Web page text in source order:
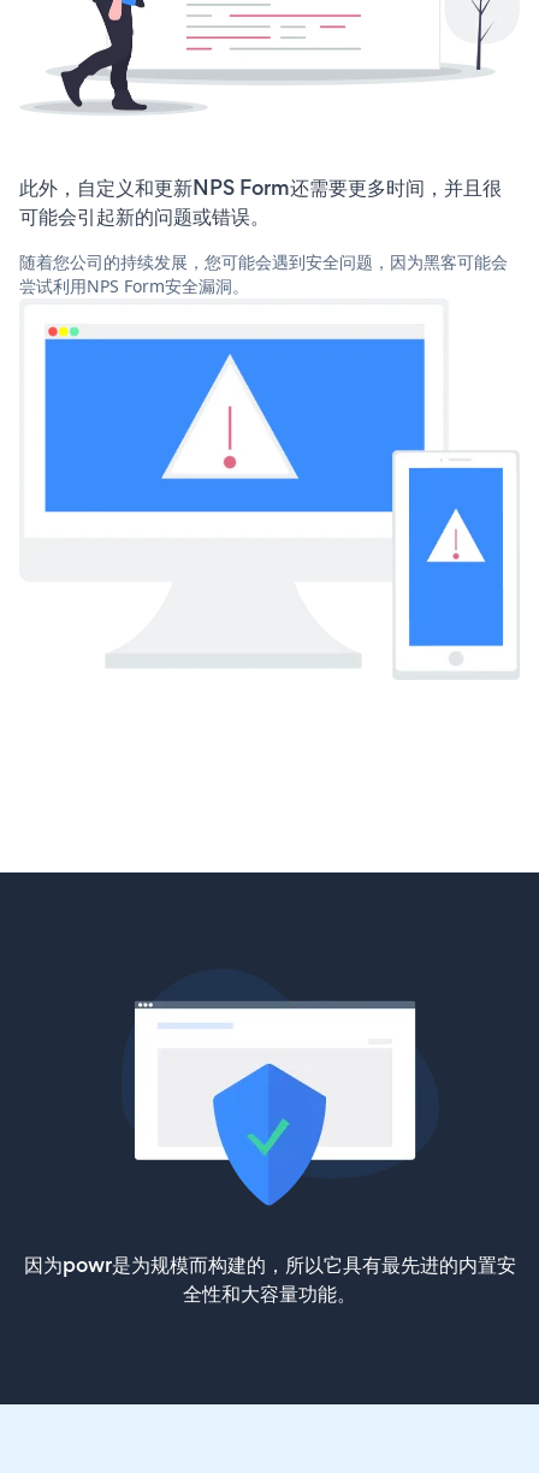
此外，自定义和更新NPS Form还需要更多时间，并且很
可能会引起新的问题或错误。
随着您公司的持续发展，您可能会遇到安全问题，因为黑客可能会
尝试利用NPS Form安全漏洞。
因为powr是为规模而构建的，所以它具有最先进的内置安
全性和大容量功能。